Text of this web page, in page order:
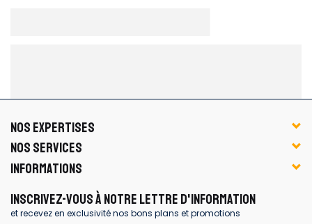
NOS EXPERTISES
NOS SERVICES
INFORMATIONS
INSCRIVEZ-VOUS À NOTRE LETTRE D'INFORMATION
et recevez en exclusivité nos bons plans et promotions